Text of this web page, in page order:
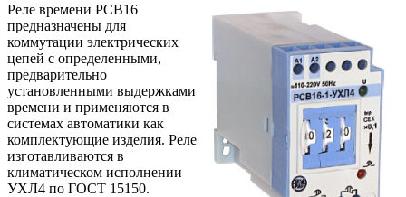
Реле времени РСВ16
предназначены для
коммутации электрических
цепей с определенными,
предварительно
установленными выдержками
времени и применяются в
системах автоматики как
комплектующие изделия. Реле
изготавливаются в
климатическом исполнении
УХЛ4 по ГОСТ 15150.